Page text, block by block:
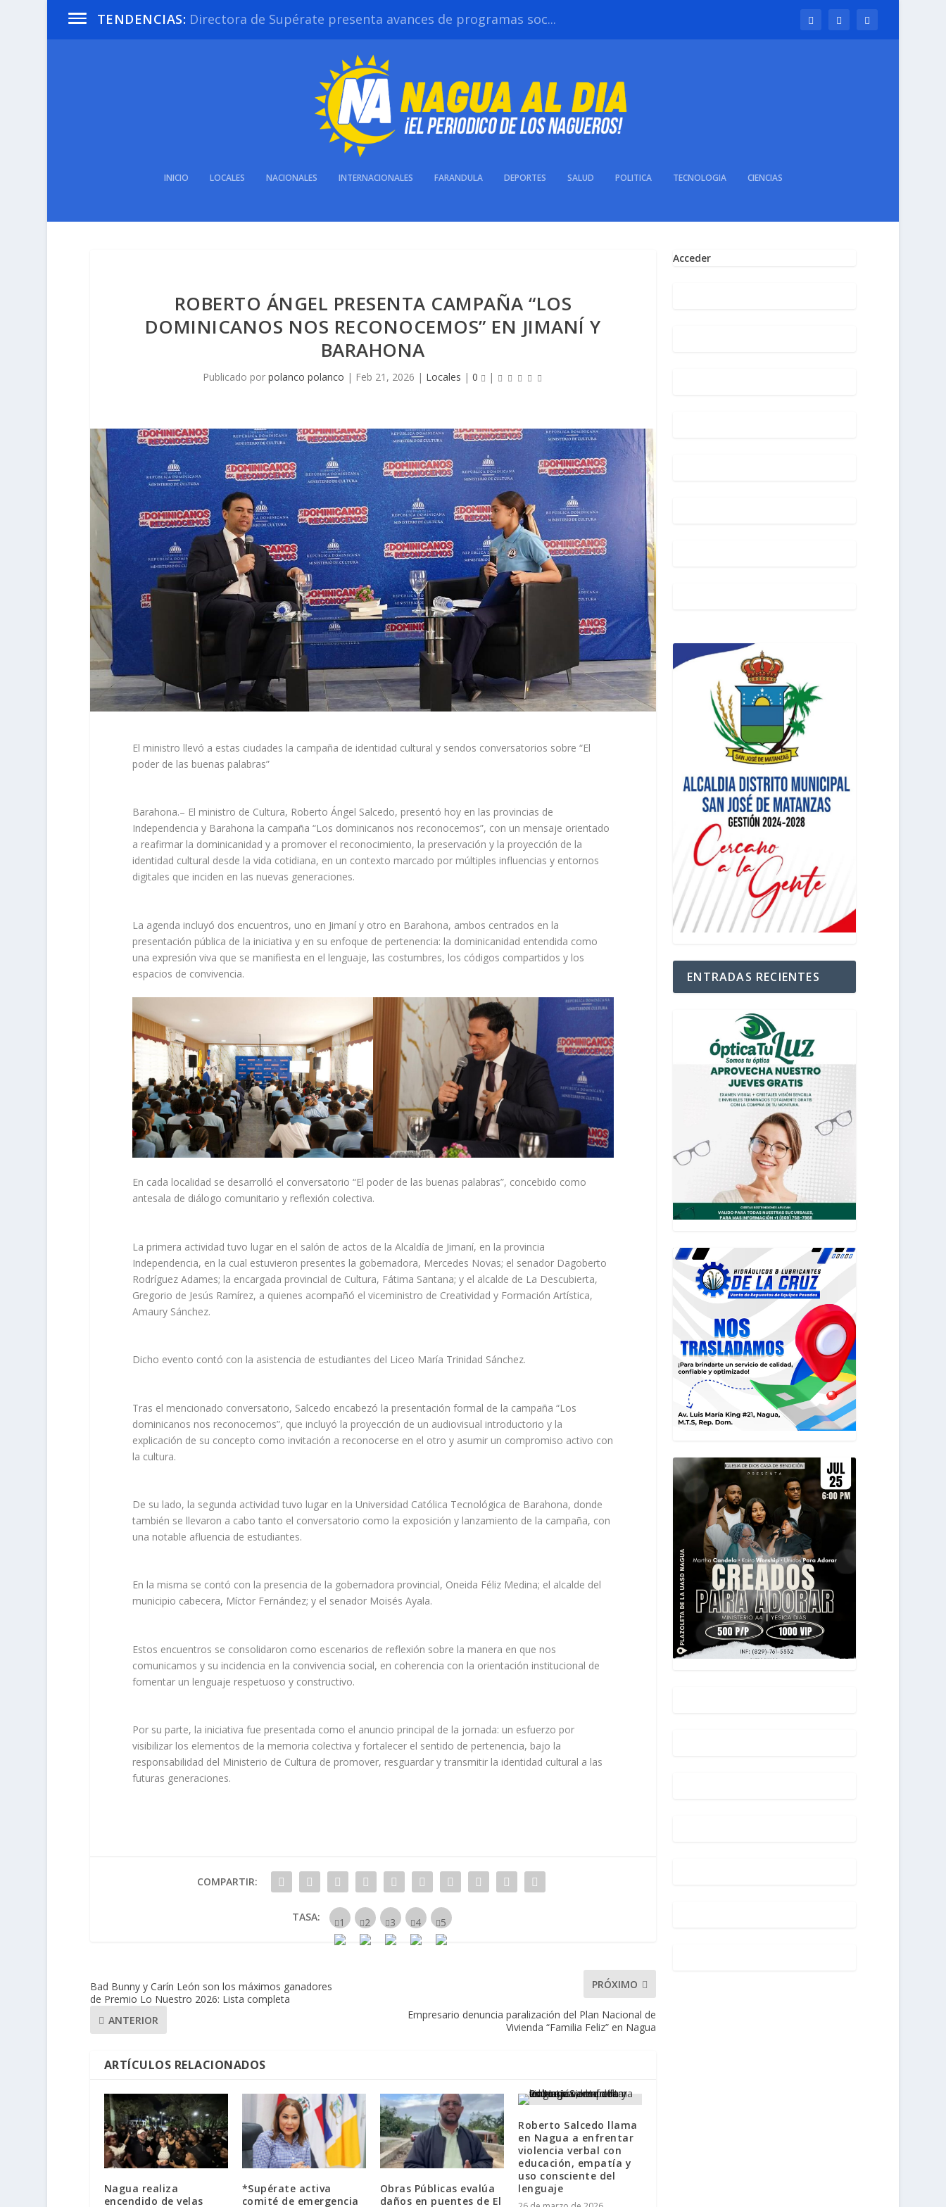
TENDENCIAS: Directora de Supérate presenta avances de programas soc...
INICIO LOCALES NACIONALES INTERNACIONALES FARANDULA DEPORTES SALUD POLITICA TECNOLOGIA CIENCIAS
ROBERTO ÁNGEL PRESENTA CAMPAÑA “LOS
DOMINICANOS NOS RECONOCEMOS” EN JIMANÍ Y
BARAHONA
Publicado por polanco polanco | Feb 21, 2026 | Locales | 0 |
El ministro llevó a estas ciudades la campaña de identidad cultural y sendos conversatorios sobre “El
poder de las buenas palabras”
Barahona.– El ministro de Cultura, Roberto Ángel Salcedo, presentó hoy en las provincias de
Independencia y Barahona la campaña “Los dominicanos nos reconocemos”, con un mensaje orientado
a reafirmar la dominicanidad y a promover el reconocimiento, la preservación y la proyección de la
identidad cultural desde la vida cotidiana, en un contexto marcado por múltiples influencias y entornos
digitales que inciden en las nuevas generaciones.
La agenda incluyó dos encuentros, uno en Jimaní y otro en Barahona, ambos centrados en la
presentación pública de la iniciativa y en su enfoque de pertenencia: la dominicanidad entendida como
una expresión viva que se manifiesta en el lenguaje, las costumbres, los códigos compartidos y los
espacios de convivencia.
En cada localidad se desarrolló el conversatorio “El poder de las buenas palabras”, concebido como
antesala de diálogo comunitario y reflexión colectiva.
La primera actividad tuvo lugar en el salón de actos de la Alcaldía de Jimaní, en la provincia
Independencia, en la cual estuvieron presentes la gobernadora, Mercedes Novas; el senador Dagoberto
Rodríguez Adames; la encargada provincial de Cultura, Fátima Santana; y el alcalde de La Descubierta,
Gregorio de Jesús Ramírez, a quienes acompañó el viceministro de Creatividad y Formación Artística,
Amaury Sánchez.
Dicho evento contó con la asistencia de estudiantes del Liceo María Trinidad Sánchez.
Tras el mencionado conversatorio, Salcedo encabezó la presentación formal de la campaña “Los
dominicanos nos reconocemos”, que incluyó la proyección de un audiovisual introductorio y la
explicación de su concepto como invitación a reconocerse en el otro y asumir un compromiso activo con
la cultura.
De su lado, la segunda actividad tuvo lugar en la Universidad Católica Tecnológica de Barahona, donde
también se llevaron a cabo tanto el conversatorio como la exposición y lanzamiento de la campaña, con
una notable afluencia de estudiantes.
En la misma se contó con la presencia de la gobernadora provincial, Oneida Féliz Medina; el alcalde del
municipio cabecera, Míctor Fernández; y el senador Moisés Ayala.
Estos encuentros se consolidaron como escenarios de reflexión sobre la manera en que nos
comunicamos y su incidencia en la convivencia social, en coherencia con la orientación institucional de
fomentar un lenguaje respetuoso y constructivo.
Por su parte, la iniciativa fue presentada como el anuncio principal de la jornada: un esfuerzo por
visibilizar los elementos de la memoria colectiva y fortalecer el sentido de pertenencia, bajo la
responsabilidad del Ministerio de Cultura de promover, resguardar y transmitir la identidad cultural a las
futuras generaciones.
COMPARTIR:
TASA:
Bad Bunny y Carín León son los máximos ganadores
de Premio Lo Nuestro 2026: Lista completa
ANTERIOR
PRÓXIMO
Empresario denuncia paralización del Plan Nacional de
Vivienda “Familia Feliz” en Nagua
ARTÍCULOS RELACIONADOS
Nagua realiza
encendido de velas
*Supérate activa
comité de emergencia
Obras Públicas evalúa
daños en puentes de El
Roberto Salcedo llama
en Nagua a enfrentar
violencia verbal con
educación, empatía y
uso consciente del
lenguaje
Acceder
ENTRADAS RECIENTES